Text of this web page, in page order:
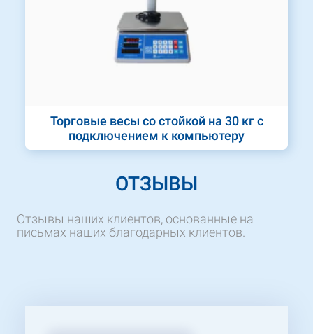
Торговые весы со стойкой на 30 кг с
подключением к компьютеру
ОТЗЫВЫ
Отзывы наших клиентов, основанные на
письмах наших благодарных клиентов.